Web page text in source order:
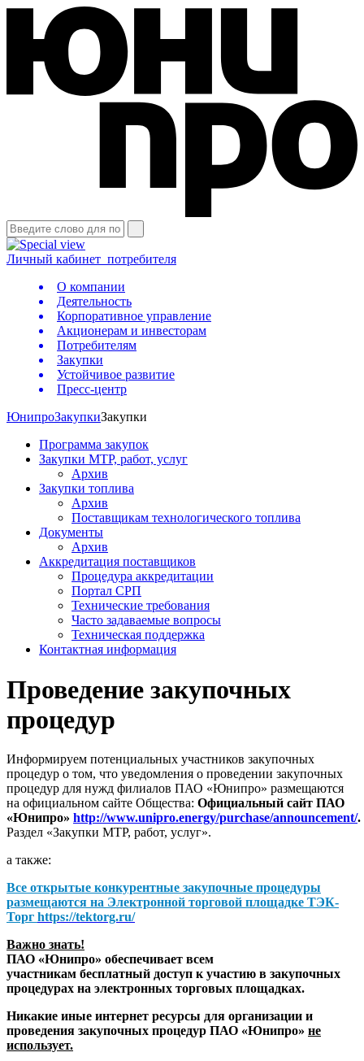
Личный кабинет потребителя
О компании
Деятельность
Корпоративное управление
Акционерам и инвесторам
Потребителям
Закупки
Устойчивое развитие
Пресс-центр
ЮнипроЗакупкиЗакупки
Программа закупок
Закупки МТР, работ, услуг
Архив
Закупки топлива
Архив
Поставщикам технологического топлива
Документы
Архив
Аккредитация поставщиков
Процедура аккредитации
Портал СРП
Технические требования
Часто задаваемые вопросы
Техническая поддержка
Контактная информация
Проведение закупочных
процедур
Информируем потенциальных участников закупочных
процедур о том, что уведомления о проведении закупочных
процедур для нужд филиалов ПАО «Юнипро» размещаются
на официальном сайте Общества: Официальный сайт ПАО
«Юнипро» http://www.unipro.energy/purchase/announcement/.
Раздел «Закупки МТР, работ, услуг».
а также:
Все открытые конкурентные закупочные процедуры
размещаются на Электронной торговой площадке ТЭК-
Торг https://tektorg.ru/
Важно знать!
ПАО «Юнипро» обеспечивает всем
участникам бесплатный доступ к участию в закупочных
процедурах на электронных торговых площадках.
Никакие иные интернет ресурсы для организации и
проведения закупочных процедур ПАО «Юнипро» не
использует.